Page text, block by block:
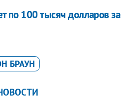
по 100 тысяч долларов за
БРАУН